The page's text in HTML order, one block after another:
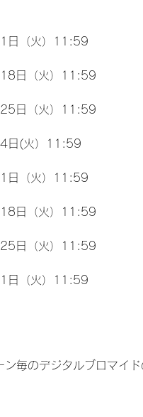
日（火）11:59
日（火）11:59
日（火）11:59
日(火）11:59
日（火）11:59
日（火）11:59
日（火）11:59
日（火）11:59
毎のデジタルブロマイ